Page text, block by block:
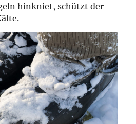
hinkniet, schützt der